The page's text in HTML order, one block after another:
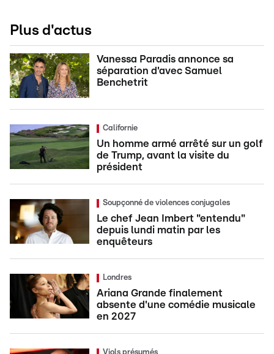
Plus d'actus
Vanessa Paradis annonce sa
séparation d'avec Samuel
Benchetrit
Californie
Un homme armé arrêté sur un golf
de Trump, avant la visite du
président
Soupçonné de violences conjugales
Le chef Jean Imbert "entendu"
depuis lundi matin par les
enquêteurs
Londres
Ariana Grande finalement
absente d'une comédie musicale
en 2027